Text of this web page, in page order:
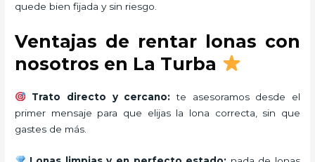
quede bien fijada y sin riesgo.
Ventajas de rentar lonas con
nosotros en La Turba
Trato directo y cercano: te asesoramos desde el
primer mensaje para que elijas la lona correcta, sin que
gastes de más.